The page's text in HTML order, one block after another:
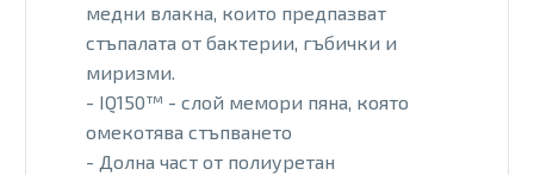
медни влакна, които предпазват
стъпалата от бактерии, гъбички и
миризми.
- IQ150™ - слой мемори пяна, която
омекотява стъпването
- Долна част от полиуретан